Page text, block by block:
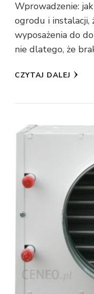
Wprowadzenie:
ogrodu i instalacji,
wyposażenia do
nie dlatego, że
CZYTAJ DALEJ